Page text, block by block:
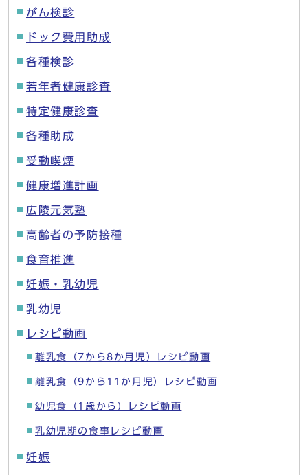
がん検診
ドック費用助成
各種検診
若年者健康診査
特定健康診査
各種助成
受動喫煙
健康増進計画
広陵元気塾
高齢者の予防接種
食育推進
妊娠・乳幼児
乳幼児
レシピ動画
離乳食（7から8か月児）レシピ動画
離乳食（9から11か月児）レシピ動画
幼児食（1歳から）レシピ動画
乳幼児期の食事レシピ動画
妊娠